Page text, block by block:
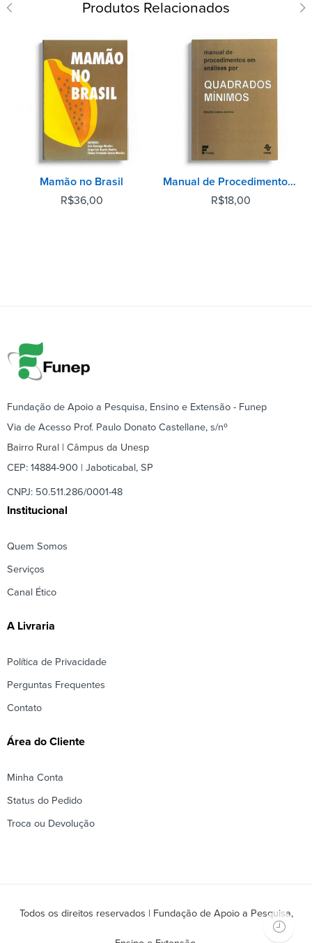
Produtos Relacionados
Mamão no Brasil
R$36,00
Manual de Procedimentos em Análises por Quadrados Mínimos
R$18,00
Fundação de Apoio a Pesquisa, Ensino e Extensão - Funep
Via de Acesso Prof. Paulo Donato Castellane, s/nº
Bairro Rural | Câmpus da Unesp
CEP: 14884-900 | Jaboticabal, SP
CNPJ: 50.511.286/0001-48
Institucional
Quem Somos
Serviços
Canal Ético
A Livraria
Política de Privacidade
Perguntas Frequentes
Contato
Área do Cliente
Minha Conta
Status do Pedido
Troca ou Devolução
Todos os direitos reservados | Fundação de Apoio a Pesquisa,